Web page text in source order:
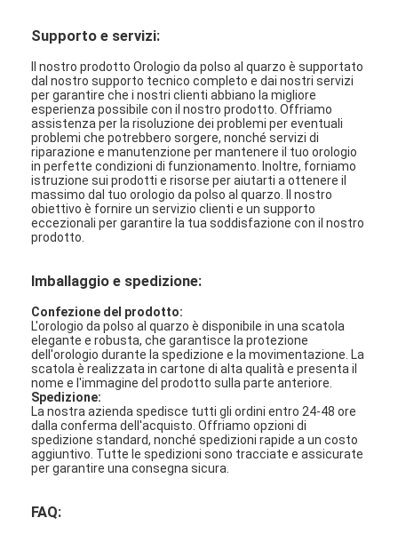
Supporto e servizi:
Il nostro prodotto Orologio da polso al quarzo è supportato
dal nostro supporto tecnico completo e dai nostri servizi
per garantire che i nostri clienti abbiano la migliore
esperienza possibile con il nostro prodotto. Offriamo
assistenza per la risoluzione dei problemi per eventuali
problemi che potrebbero sorgere, nonché servizi di
riparazione e manutenzione per mantenere il tuo orologio
in perfette condizioni di funzionamento. Inoltre, forniamo
istruzione sui prodotti e risorse per aiutarti a ottenere il
massimo dal tuo orologio da polso al quarzo. Il nostro
obiettivo è fornire un servizio clienti e un supporto
eccezionali per garantire la tua soddisfazione con il nostro
prodotto.
Imballaggio e spedizione:
Confezione del prodotto:
L'orologio da polso al quarzo è disponibile in una scatola
elegante e robusta, che garantisce la protezione
dell'orologio durante la spedizione e la movimentazione. La
scatola è realizzata in cartone di alta qualità e presenta il
nome e l'immagine del prodotto sulla parte anteriore.
Spedizione:
La nostra azienda spedisce tutti gli ordini entro 24-48 ore
dalla conferma dell'acquisto. Offriamo opzioni di
spedizione standard, nonché spedizioni rapide a un costo
aggiuntivo. Tutte le spedizioni sono tracciate e assicurate
per garantire una consegna sicura.
FAQ: